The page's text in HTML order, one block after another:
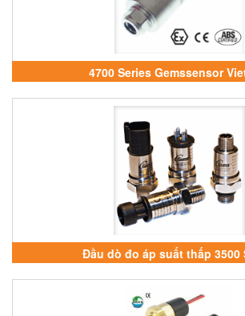
4700 Series Gemssensor
Đầu dò đo áp suất thấp 3500